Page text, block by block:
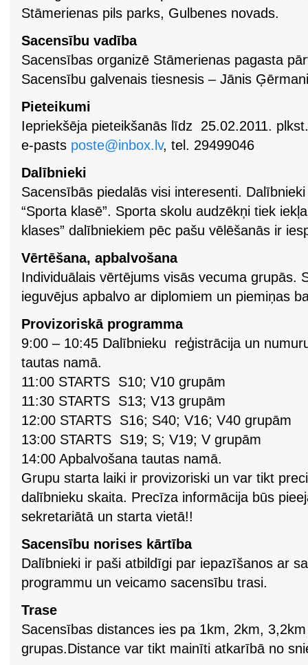
Stāmerienas pils parks, Gulbenes novads.
Sacensību vadība
Sacensības organizē Stāmerienas pagasta
Sacensību galvenais tiesnesis – Jānis
Pieteikumi
Iepriekšēja pieteikšanās līdz 25.02.2011.
e-pasts poste@inbox.lv, tel. 29499046
Dalībnieki
Sacensībās piedalās visi interesenti.
“Sporta klasē”. Sporta skolu audzēkņi tiek
klases” dalībniekiem pēc pašu vēlēšanās ir
Vērtēšana, apbalvošana
Individuālais vērtējums visās vecuma grupās.
ieguvējus apbalvo ar diplomiem un piemiņas
Provizoriskā programma
9:00 – 10:45 Dalībnieku reģistrācija un
tautas namā.
11:00 STARTS S10; V10 grupām
11:30 STARTS S13; V13 grupām
12:00 STARTS S16; S40; V16; V40 grupām
13:00 STARTS S19; S; V19; V grupām
14:00 Apbalvošana tautas namā.
Grupu starta laiki ir provizoriski un var tikt
dalībnieku skaita. Precīza informācija būs
sekretariātā un starta vietā!!
Sacensību norises kārtība
Dalībnieki ir paši atbildīgi par iepazīšanos ar
programmu un veicamo sacensību trasi.
Trase
Sacensības distances ies pa 1km, 2km,
grupas.Distance var tikt mainīti atkarībā no